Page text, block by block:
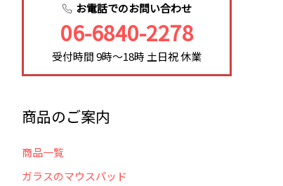
お電話でのお問い合わせ
06-6840-2278
受付時間 9時～18時 土日祝 休業
商品のご案内
商品一覧
ガラスのマウスパッド